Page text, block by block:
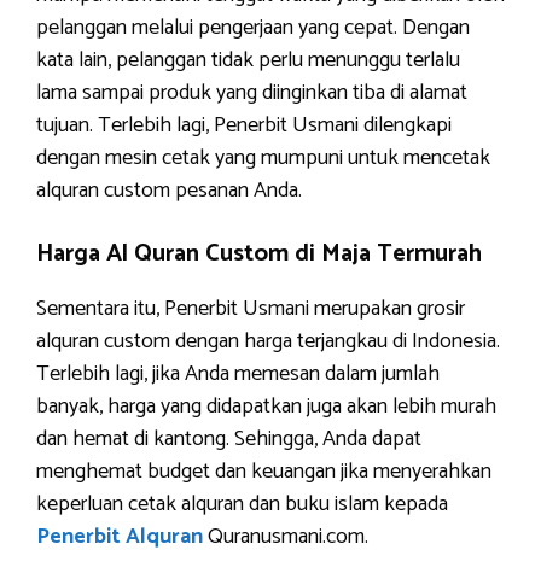
pelanggan melalui pengerjaan yang cepat. Dengan
kata lain, pelanggan tidak perlu menunggu terlalu
lama sampai produk yang diinginkan tiba di alamat
tujuan. Terlebih lagi, Penerbit Usmani dilengkapi
dengan mesin cetak yang mumpuni untuk mencetak
alquran custom pesanan Anda.
Harga Al Quran Custom di Maja Termurah
Sementara itu, Penerbit Usmani merupakan grosir
alquran custom dengan harga terjangkau di Indonesia.
Terlebih lagi, jika Anda memesan dalam jumlah
banyak, harga yang didapatkan juga akan lebih murah
dan hemat di kantong. Sehingga, Anda dapat
menghemat budget dan keuangan jika menyerahkan
keperluan cetak alquran dan buku islam kepada
Penerbit AlquranQuranusmani.com.